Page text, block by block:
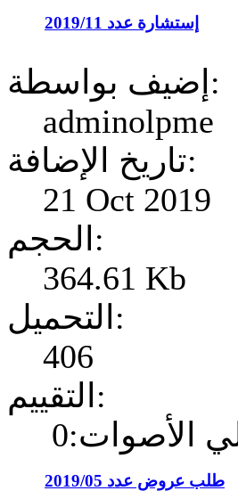
إستشارة عدد 2019/11
إضيف بواسطة:
adminolpme
تاريخ الإضافة:
21 Oct 2019
الحجم:
364.61 Kb
التحميل:
406
التقييم:
الأصوات:0
طلب عروض عدد 2019/05